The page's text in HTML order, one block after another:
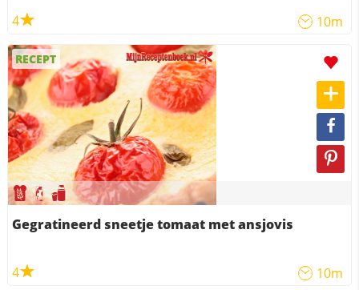
4 10m
RECEPT
Gegratineerd sneetje tomaat met ansjovis
4 10m